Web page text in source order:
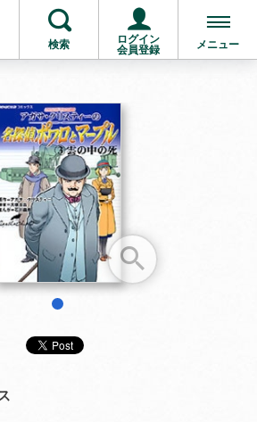
検索
ログイン
会員登録
メニュー
お支払いに進む
他にも商品を買う